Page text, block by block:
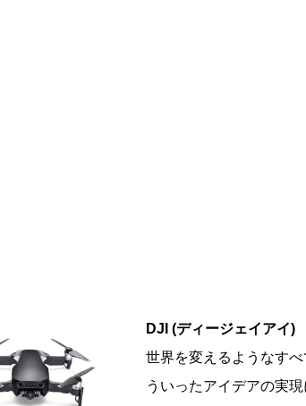
DJI (ディージェイアイ)
世界を変えるようなす
ういったアイデアの実